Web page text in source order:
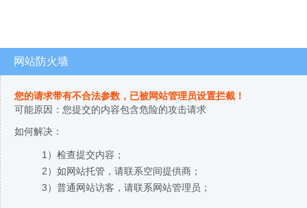
网站防火墙
您的请求带有不合法参数，已被网站管理员设置拦截！
可能原因：您提交的内容包含危险的攻击请求
如何解决：
1）检查提交内容；
2）如网站托管，请联系空间提供商；
3）普通网站访客，请联系网站管理员；